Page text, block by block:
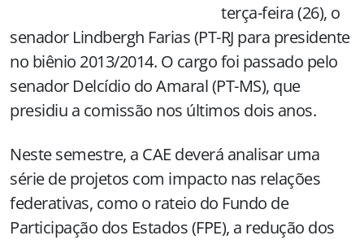
terça-feira (26), o
senador Lindbergh Farias (PT-RJ para presidente
no biênio 2013/2014. O cargo foi passado pelo
senador Delcídio do Amaral (PT-MS), que
presidiu a comissão nos últimos dois anos.
Neste semestre, a CAE deverá analisar uma
série de projetos com impacto nas relações
federativas, como o rateio do Fundo de
Participação dos Estados (FPE), a redução dos